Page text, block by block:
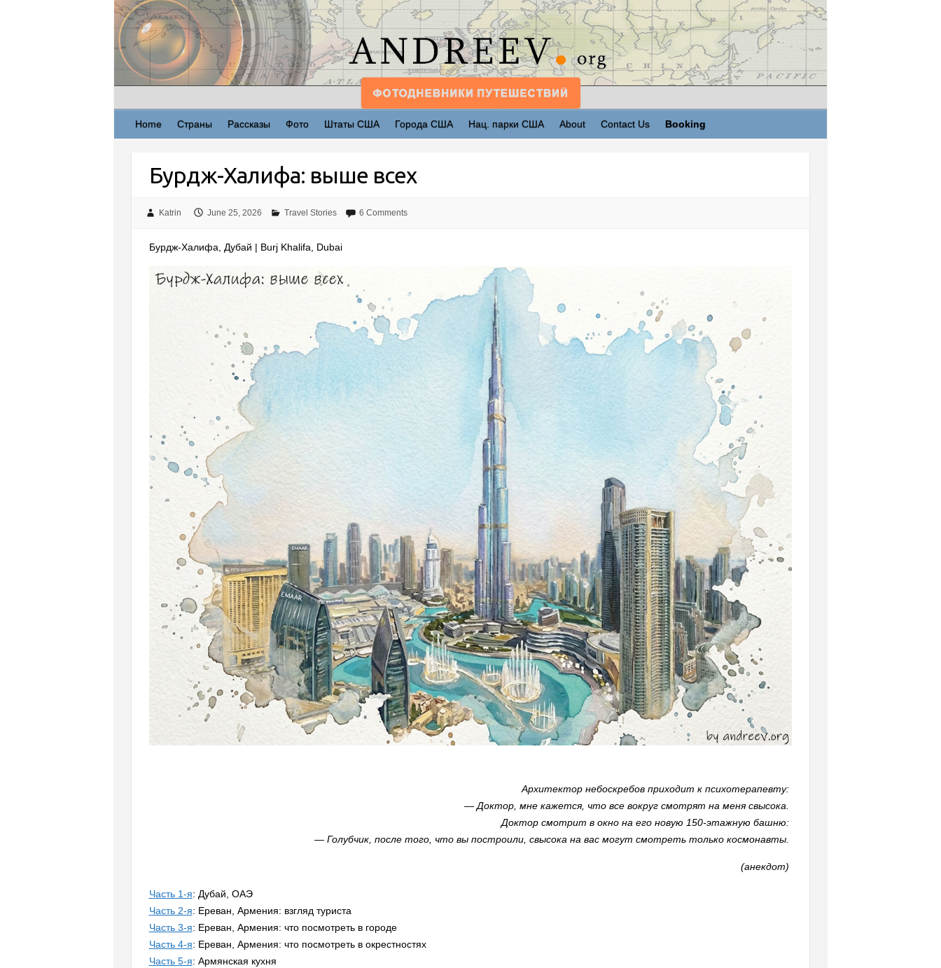
Home Страны Рассказы Фото Штаты США Города США Нац. парки США About Contact Us Booking
Бурдж-Халифа: выше всех
Katrin June 25, 2026 Travel Stories 6 Comments
Бурдж-Халифа, Дубай | Burj Khalifa, Dubai
Архитектор небоскребов приходит к психотерапевту:
— Доктор, мне кажется, что все вокруг смотрят на меня свысока.
Доктор смотрит в окно на его новую 150-этажную башню:
— Голубчик, после того, что вы построили, свысока на вас могут смотреть только космонавты.
(анекдот)
Часть 1-я: Дубай, ОАЭ
Часть 2-я: Ереван, Армения: взгляд туриста
Часть 3-я: Ереван, Армения: что посмотреть в городе
Часть 4-я: Ереван, Армения: что посмотреть в окрестностях
Часть 5-я: Армянская кухня